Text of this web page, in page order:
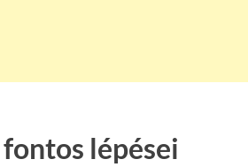
lépései